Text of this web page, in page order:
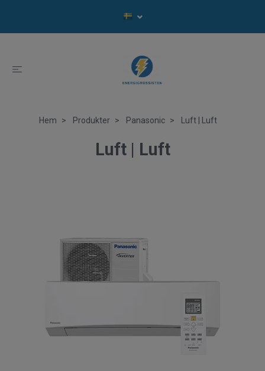
Hem Produkter Panasonic Luft | Luft
Luft | Luft